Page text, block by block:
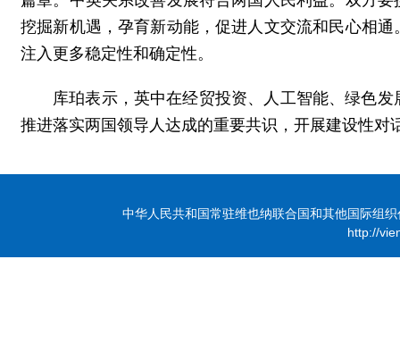
挖掘新机遇，孕育新动能，促进人文交流和民心相
注入更多稳定性和确定性。
库珀表示，英中在经贸投资、人工智能、绿色
推进落实两国领导人达成的重要共识，开展建设性对
中华人民共和国常驻维也纳联合国和其他国际组
http://